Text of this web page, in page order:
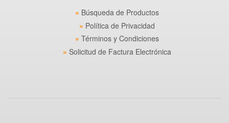
Búsqueda de Productos
Política de Privacidad
Términos y Condiciones
Solicitud de Factura Electrónica